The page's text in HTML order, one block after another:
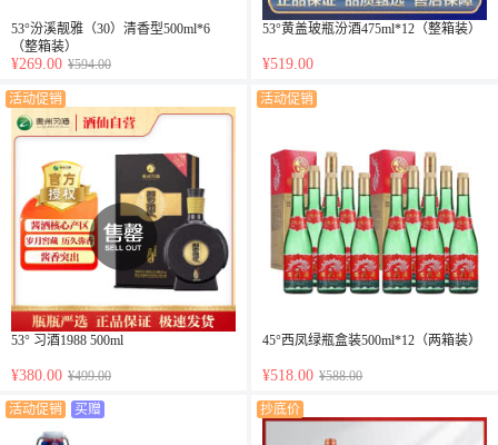
53°汾溪靓雅（30）清香型500ml*6
（整箱装）
¥269.00 ¥594.00
53°黄盖玻瓶汾酒475ml*12（整箱装）
¥519.00
活动促销
53° 习酒1988 500ml
¥380.00 ¥499.00
活动促销
45°西凤绿瓶盒装500ml*12（两箱装）
¥518.00 ¥588.00
活动促销 买赠 抄底价